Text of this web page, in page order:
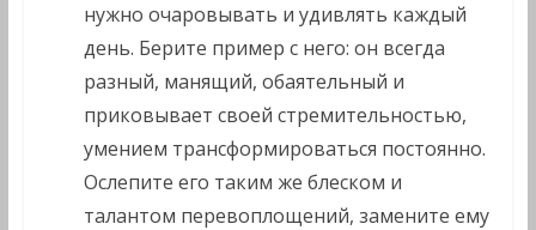
нужно очаровывать и удивлять каждый
день. Берите пример с него: он всегда
разный, манящий, обаятельный и
приковывает своей стремительностью,
умением трансформироваться постоянно.
Ослепите его таким же блеском и
талантом перевоплощений, замените ему